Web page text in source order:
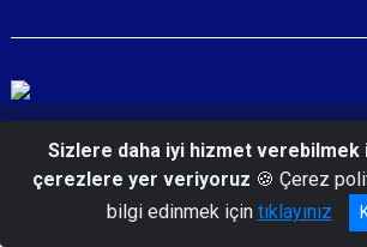
© 2026 Kırıkkale İl Jandarma
Sizlere daha iyi hizmet verebilmek
çerezlere yer veriyoruz 🍪 Çerez
bilgi edinmek için tıklayınız